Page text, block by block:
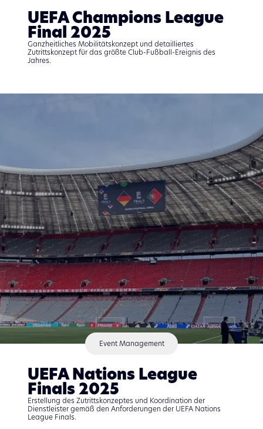
UEFA Champions League ​
Final 2025​
Ganzheitliches Mobilitätskonzept und detailliertes
Zutrittskonzept für das größte Club-Fußball-Ereignis des
Jahres.
Event Management​
UEFA Nations League​
Finals 2025​
Erstellung des Zutrittskonzeptes und Koordination der
Dienstleister gemäß den Anforderungen der UEFA Nations
League Finals.